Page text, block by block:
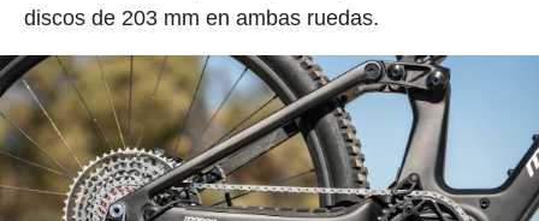
discos de 203 mm en ambas ruedas.